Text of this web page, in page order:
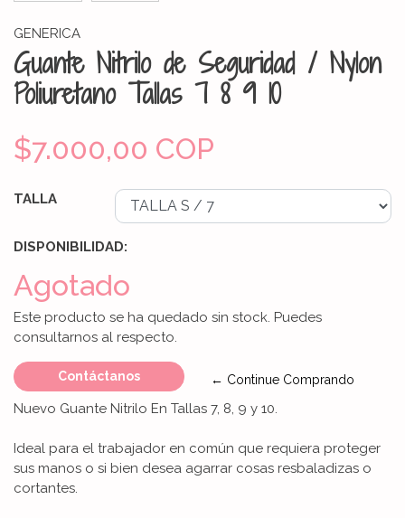
GENERICA
Guante Nitrilo de Seguridad / Nylon
Poliuretano Tallas 7 8 9 10
$7.000,00 COP
TALLA
DISPONIBILIDAD:
Agotado
Este producto se ha quedado sin stock. Puedes
consultarnos al respecto.
Contáctanos ← Continue Comprando
Nuevo Guante Nitrilo En Tallas 7, 8, 9 y 10.
Ideal para el trabajador en común que requiera proteger
sus manos o si bien desea agarrar cosas resbaladizas o
cortantes.